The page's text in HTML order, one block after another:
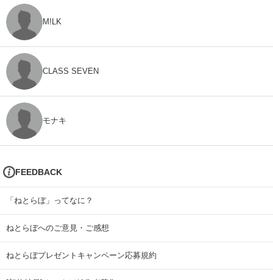
M!LK
CLASS SEVEN
モナキ
FEEDBACK
「ねとらぼ」ってなに？
ねとらぼへのご意見・ご感想
ねとらぼプレゼントキャンペーン応募規約